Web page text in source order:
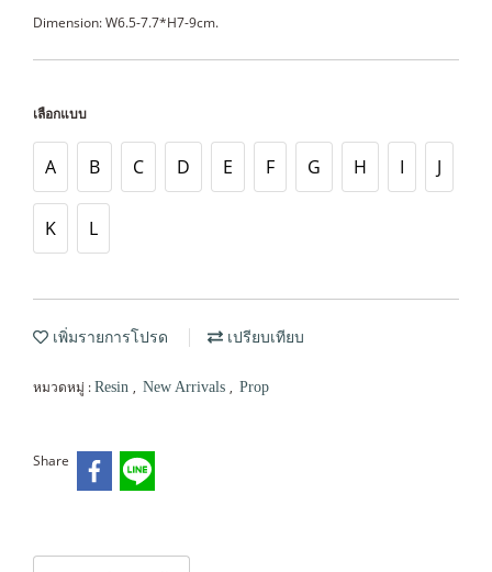
Dimension: W6.5-7.7*H7-9cm.
เลือกแบบ
A B C D E F G H I J
K L
เพิ่มรายการโปรด เปรียบเทียบ
หมวดหมู่ : Resin , New Arrivals , Prop
Share